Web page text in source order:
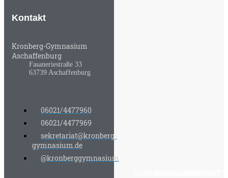
Kontakt
Kronberg-Gymnasium
Aschaffenburg
Fasaneriestraße 33
63739 Aschaffenburg
06021/4477960
06021/4477969
sekretariat@kronberg-
gymnasium.de
@kronberggymnasium